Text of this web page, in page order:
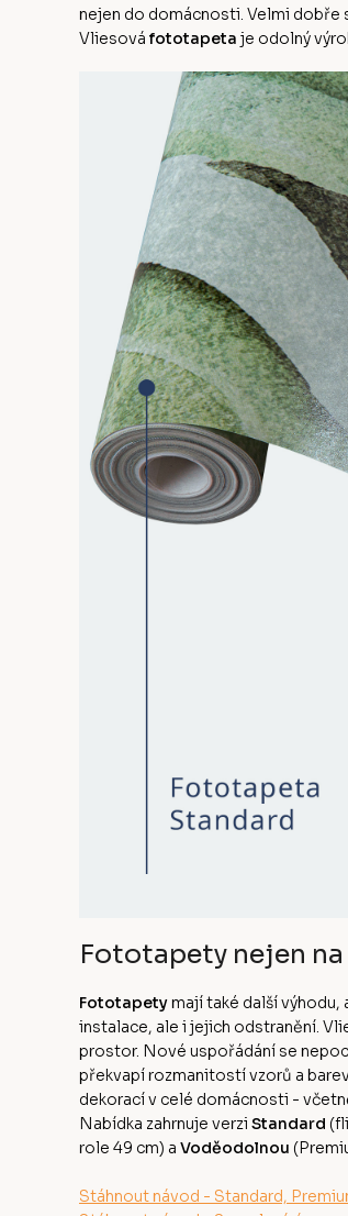
nejen do domácnosti. Velmi dobře
Vliesová fototapeta je odolný
Fototapety nejen na
Fototapetymají také další
instalace, ale i jejich odstranění.
prostor. Nové uspořádání se
překvapí rozmanitostí vzorů a
dekorací v celé domácnosti -
Nabídka zahrnuje verzi Standard
role 49 cm) a Voděodolnou
Stáhnout návod - Standard,